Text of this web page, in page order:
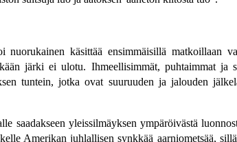
käsittää ensimmäisillä matkoillaan
järki ei ulotu. Ihmeellisimmät, puhtaimmat ja
tuntein, jotka ovat suuruuden ja jalouden
yleissilmäyksen ympäröivästä
Amerikan juhlallisen synkkää aarniometsää,